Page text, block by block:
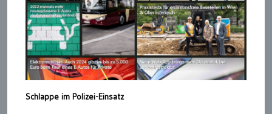
Schlappe im Polizei-Einsatz